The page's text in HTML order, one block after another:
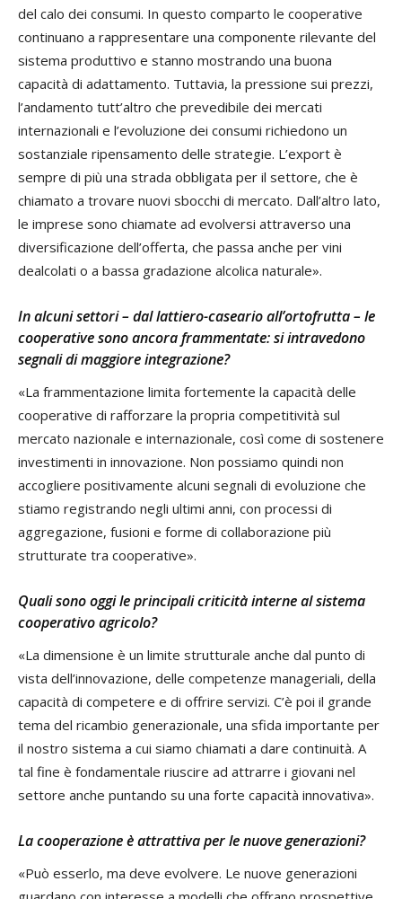
del calo dei consumi. In questo comparto le cooperative
continuano a rappresentare una componente rilevante del
sistema produttivo e stanno mostrando una buona
capacità di adattamento. Tuttavia, la pressione sui prezzi,
l’andamento tutt’altro che prevedibile dei mercati
internazionali e l’evoluzione dei consumi richiedono un
sostanziale ripensamento delle strategie. L’export è
sempre di più una strada obbligata per il settore, che è
chiamato a trovare nuovi sbocchi di mercato. Dall’altro lato,
le imprese sono chiamate ad evolversi attraverso una
diversificazione dell’offerta, che passa anche per vini
dealcolati o a bassa gradazione alcolica naturale».
In alcuni settori – dal lattiero-caseario all’ortofrutta – le
cooperative sono ancora frammentate: si intravedono
segnali di maggiore integrazione?
«La frammentazione limita fortemente la capacità delle
cooperative di rafforzare la propria competitività sul
mercato nazionale e internazionale, così come di sostenere
investimenti in innovazione. Non possiamo quindi non
accogliere positivamente alcuni segnali di evoluzione che
stiamo registrando negli ultimi anni, con processi di
aggregazione, fusioni e forme di collaborazione più
strutturate tra cooperative».
Quali sono oggi le principali criticità interne al sistema
cooperativo agricolo?
«La dimensione è un limite strutturale anche dal punto di
vista dell’innovazione, delle competenze manageriali, della
capacità di competere e di offrire servizi. C’è poi il grande
tema del ricambio generazionale, una sfida importante per
il nostro sistema a cui siamo chiamati a dare continuità. A
tal fine è fondamentale riuscire ad attrarre i giovani nel
settore anche puntando su una forte capacità innovativa».
La cooperazione è attrattiva per le nuove generazioni?
«Può esserlo, ma deve evolvere. Le nuove generazioni